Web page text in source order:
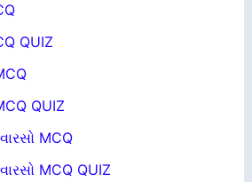
QUIZ
QUIZ
MCQ
MCQ QUIZ